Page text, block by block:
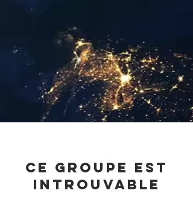
Ce groupe est
introuvable